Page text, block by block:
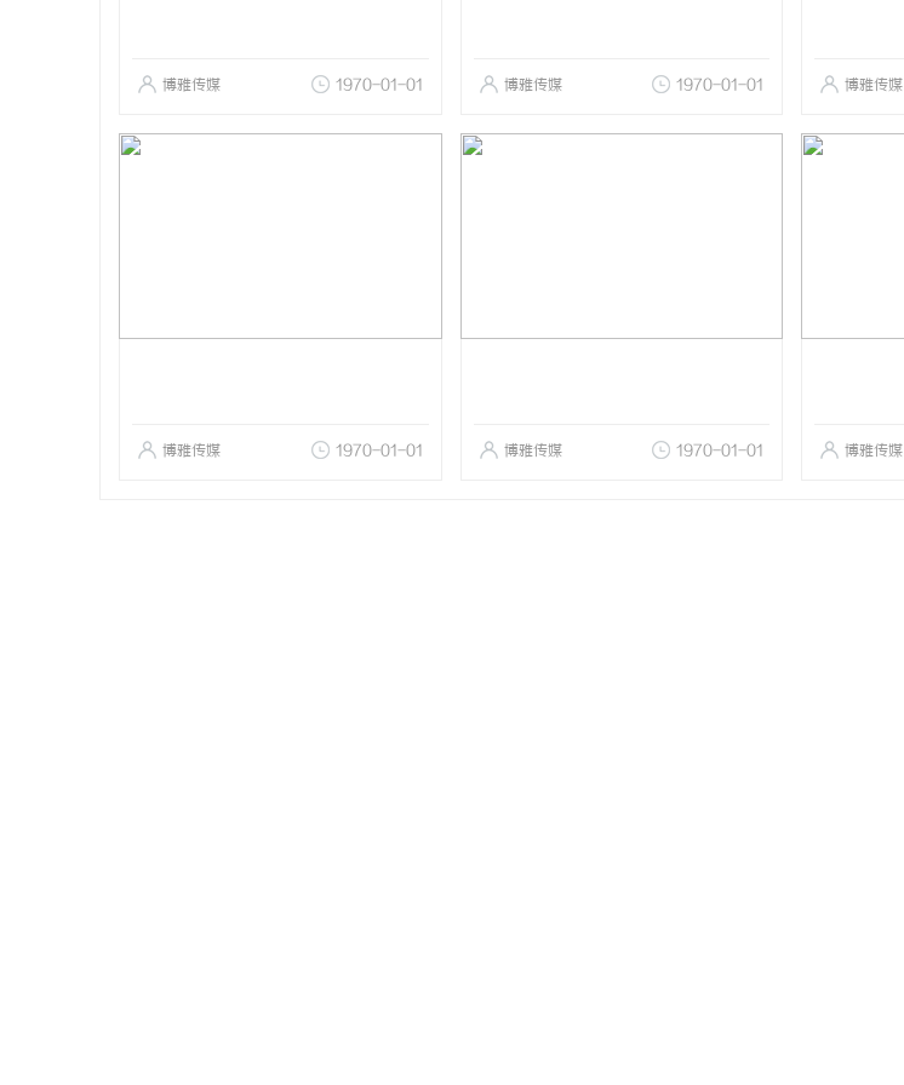
博雅传媒 1970-01-01 博雅传媒 1970-01-01 博雅传媒
博雅传媒 1970-01-01 博雅传媒 1970-01-01 博雅传媒